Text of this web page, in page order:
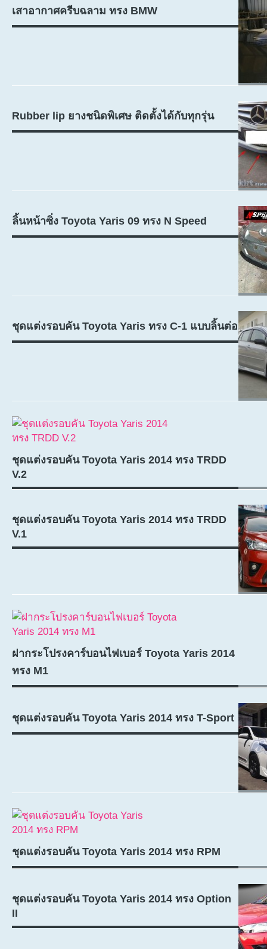
เสาอากาศครีบฉลาม ทรง BMW
Rubber lip ยางชนิดพิเศษ ติดตั้งได้กับทุกรุ่น
ลิ้นหน้าซิ่ง Toyota Yaris 09 ทรง N Speed
ชุดแต่งรอบคัน Toyota Yaris ทรง C-1 แบบลิ้นต่อ
ชุดแต่งรอบคัน Toyota Yaris 2014 ทรง TRDD
V.2
ชุดแต่งรอบคัน Toyota Yaris 2014 ทรง TRDD
V.1
ฝากระโปรงคาร์บอนไฟเบอร์ Toyota Yaris 2014
ทรง M1
ชุดแต่งรอบคัน Toyota Yaris 2014 ทรง T-Sport
ชุดแต่งรอบคัน Toyota Yaris 2014 ทรง RPM
ชุดแต่งรอบคัน Toyota Yaris 2014 ทรง Option
II